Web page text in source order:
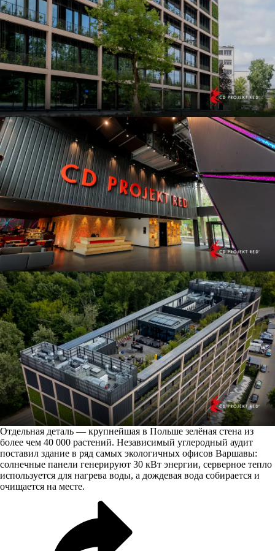
Отдельная деталь — крупнейшая в Польше зелёная стена из
более чем 40 000 растений. Независимый углеродный аудит
поставил здание в ряд самых экологичных офисов Варшавы:
солнечные панели генерируют 30 кВт энергии, серверное тепло
используется для нагрева воды, а дождевая вода собирается и
очищается на месте.